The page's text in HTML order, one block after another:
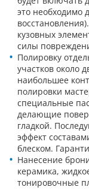
это необходимо
кузовных
силы
Полировку
участков около
наибольшее
полировки
специальные
делающие
гладкой.
эффект
блеском.
Нанесение
керамика,
тонировочные